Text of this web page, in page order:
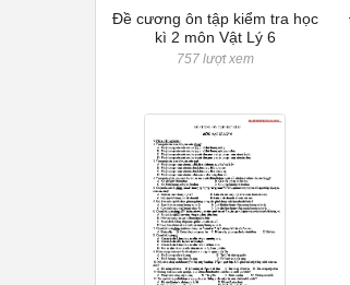
Đề cương ôn tập kiểm tra học
kì 2 môn Vật Lý 6
757 lượt xem